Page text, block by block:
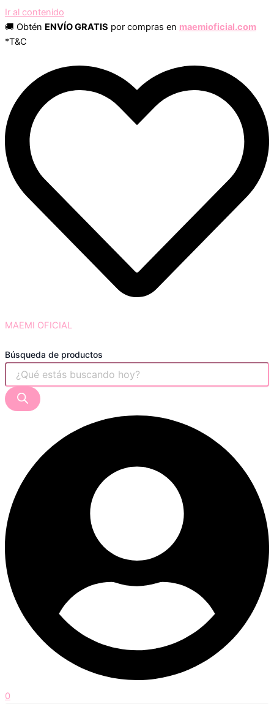
Ir al contenido
🚚 Obtén ENVÍO GRATIS por compras en maemioficial.com
*T&C
MAEMI OFICIAL
Búsqueda de productos
0